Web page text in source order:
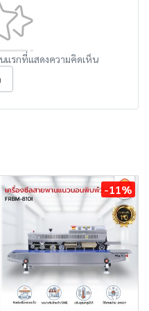
แรกที่แสดงความคิดเห็น
-11%